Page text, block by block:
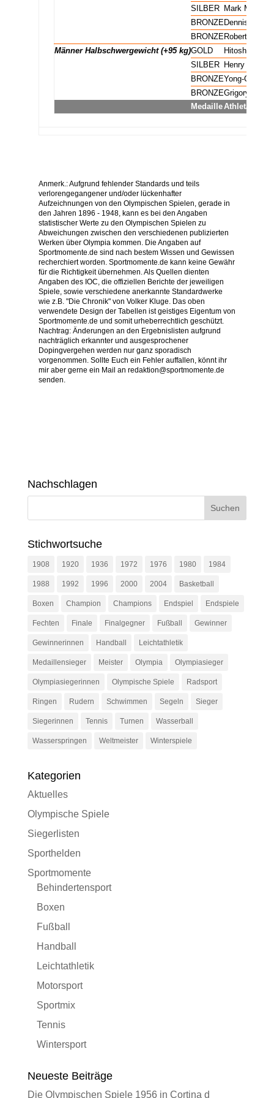
SILBER
Mark Meiling
BRONZE
BRONZERobert van
Männer Halbschwergewicht (+95 kg)GOLD
Hitoshi Saito
SILBER
Henry Stöhr
BRONZEYong-Chul
BRONZEGrigory
MedailleAthlet/
Anmerk.: Aufgrund fehlender Standards und teils
verlorengegangener und/oder lückenhafter
Aufzeichnungen von den Olympischen Spielen, gerade in
den Jahren 1896 - 1948, kann es bei den Angaben
statistischer Werte zu den Olympischen Spielen zu
Abweichungen zwischen den verschiedenen publizierten
Werken über Olympia kommen. Die Angaben auf
Sportmomente.de sind nach bestem Wissen und Gewissen
recherchiert worden. Sportmomente.de kann keine Gewähr
für die Richtigkeit übernehmen. Als Quellen dienten
Angaben des IOC, die offiziellen Berichte der jeweiligen
Spiele, sowie verschiedene anerkannte Standardwerke
wie z.B. "Die Chronik" von Volker Kluge. Das oben
verwendete Design der Tabellen ist geistiges Eigentum von
Sportmomente.de und somit urheberrechtlich geschützt.
Nachtrag: Änderungen an den Ergebnislisten aufgrund
nachträglich erkannter und ausgesprochener
Dopingvergehen werden nur ganz sporadisch
vorgenommen. Sollte Euch ein Fehler auffallen, könnt ihr
mir aber gerne ein Mail an redaktion@sportmomente.de
senden.
Nachschlagen
Stichwortsuche
1908 1920 1936 1972 1976 1980 1984
1988 1992 1996 2000 2004 Basketball
Boxen Champion Champions Endspiel Endspiele
Fechten Finale Finalgegner Fußball Gewinner
Gewinnerinnen Handball Leichtathletik
Medaillensieger Meister Olympia Olympiasieger
Olympiasiegerinnen Olympische Spiele Radsport
Ringen Rudern Schwimmen Segeln Sieger
Siegerinnen Tennis Turnen Wasserball
Wasserspringen Weltmeister Winterspiele
Kategorien
Aktuelles
Olympische Spiele
Siegerlisten
Sporthelden
Sportmomente
Behindertensport
Boxen
Fußball
Handball
Leichtathletik
Motorsport
Sportmix
Tennis
Wintersport
Neueste Beiträge
Die Olympischen Spiele 1956 in Cortina d